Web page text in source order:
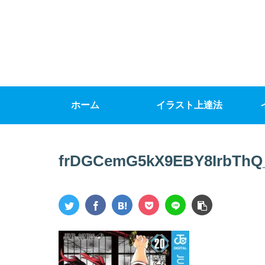
ホーム イラスト上達法